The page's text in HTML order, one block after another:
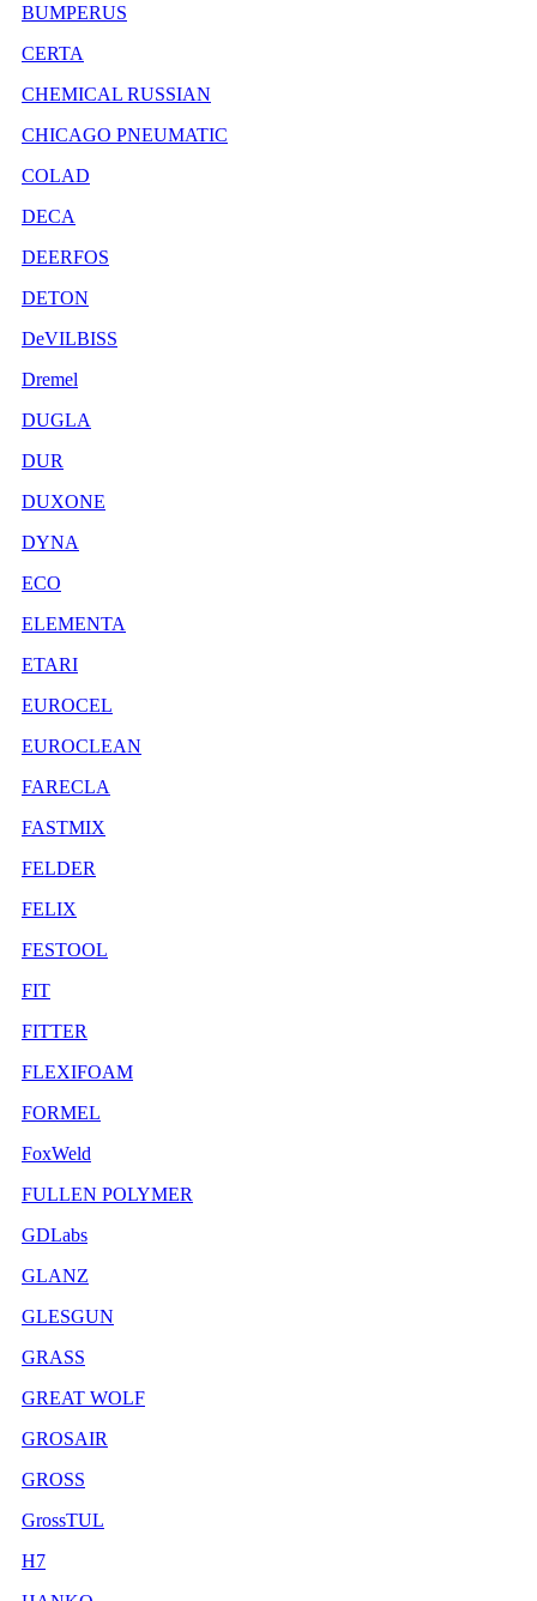
BUMPERUS
CERTA
CHEMICAL RUSSIAN
CHICAGO PNEUMATIC
COLAD
DECA
DEERFOS
DETON
DeVILBISS
Dremel
DUGLA
DUR
DUXONE
DYNA
ECO
ELEMENTA
ETARI
EUROCEL
EUROCLEAN
FARECLA
FASTMIX
FELDER
FELIX
FESTOOL
FIT
FITTER
FLEXIFOAM
FORMEL
FoxWeld
FULLEN POLYMER
GDLabs
GLANZ
GLESGUN
GRASS
GREAT WOLF
GROSAIR
GROSS
GrossTUL
H7